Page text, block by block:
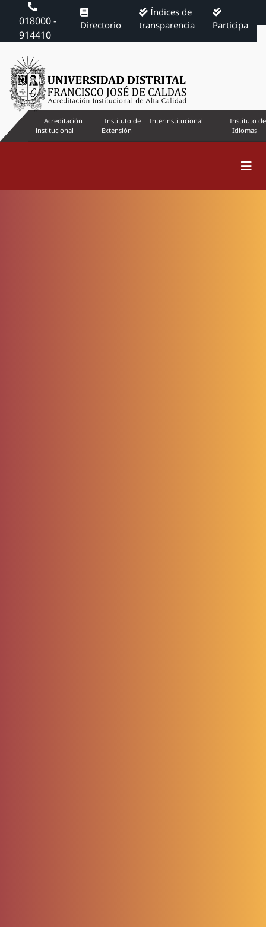
018000 -
914410
Directorio
Índices de
transparencia
Participa
Acreditación
institucional
Instituto de
Extensión
Interinstitucional
Instituto de
Idiomas